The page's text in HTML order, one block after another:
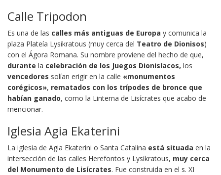
Calle Tripodon
Es una de las calles más antiguas de Europa y comunica la
plaza Plateía Lysikratous (muy cerca del Teatro de Dionisos)
con el Ágora Romana. Su nombre proviene del hecho de que,
durante la celebración de los Juegos Dionisíacos, los
vencedores solían erigir en la calle «monumentos
corégicos», rematados con los trípodes de bronce que
habían ganado, como la Linterna de Lisícrates que acabo de
mencionar.
Iglesia Agia Ekaterini
La iglesia de Agia Ekaterini o Santa Catalina está situada en la
intersección de las calles Herefontos y Lysikratous, muy cerca
del Monumento de Lisícrates. Fue construida en el s. XI